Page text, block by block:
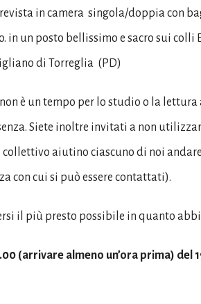
in camera singola/doppia con
in un posto bellissimo e sacro sui colli
di Torreglia (PD)
è un tempo per lo studio o la
Siete inoltre invitati a non
collettivo aiutino ciascuno di noi
con cui si può essere contattati).
il più presto possibile in quanto
(arrivare almeno un’ora prima) del